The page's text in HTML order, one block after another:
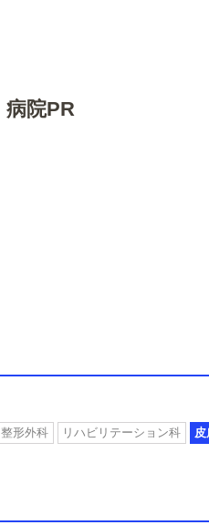
病院PR
整形外科 リハビリテーション科